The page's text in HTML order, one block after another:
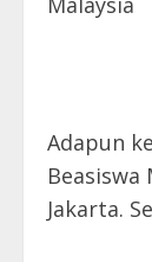
Adapun
Jakarta.